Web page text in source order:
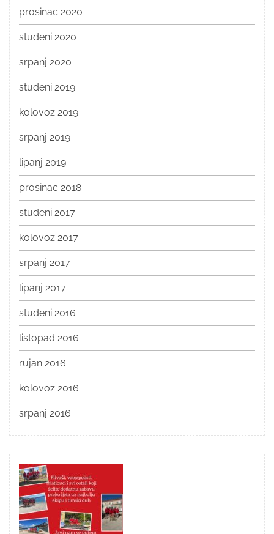
prosinac 2020
studeni 2020
srpanj 2020
studeni 2019
kolovoz 2019
srpanj 2019
lipanj 2019
prosinac 2018
studeni 2017
kolovoz 2017
srpanj 2017
lipanj 2017
studeni 2016
listopad 2016
rujan 2016
kolovoz 2016
srpanj 2016